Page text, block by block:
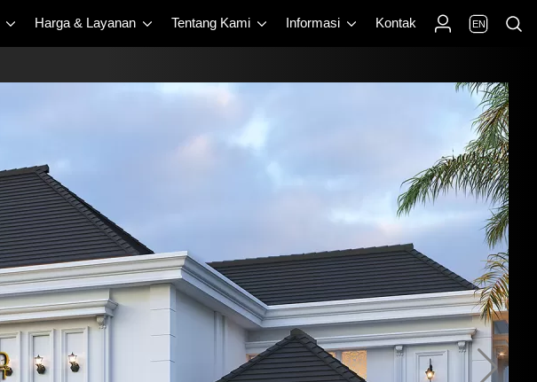
Harga & Layanan Tentang Kami Informasi Kontak EN